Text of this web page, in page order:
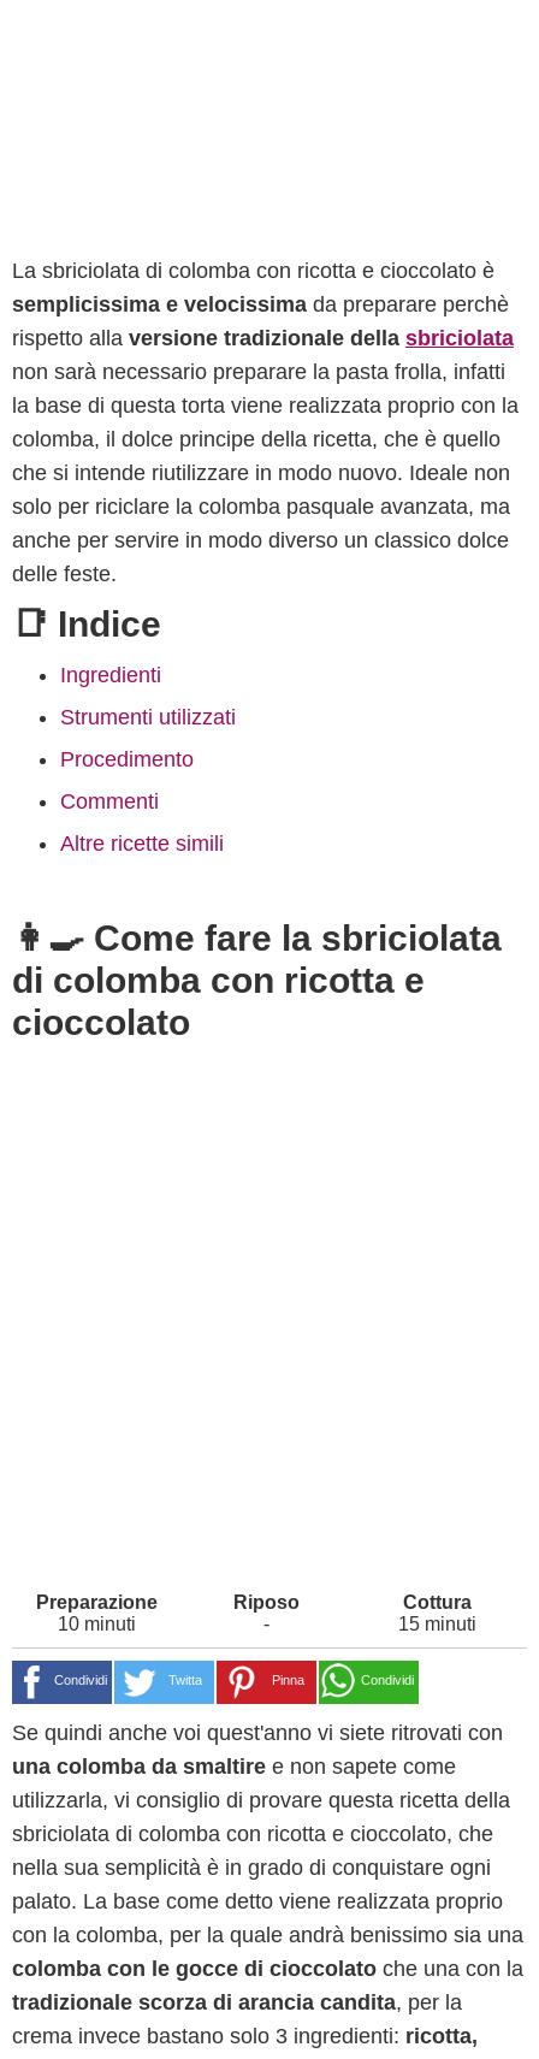
La sbriciolata di colomba con ricotta e cioccolato è
semplicissima e velocissima da preparare perchè
rispetto alla versione tradizionale della sbriciolata
non sarà necessario preparare la pasta frolla, infatti
la base di questa torta viene realizzata proprio con la
colomba, il dolce principe della ricetta, che è quello
che si intende riutilizzare in modo nuovo. Ideale non
solo per riciclare la colomba pasquale avanzata, ma
anche per servire in modo diverso un classico dolce
delle feste.
📑 Indice
Ingredienti
Strumenti utilizzati
Procedimento
Commenti
Altre ricette simili
👩‍🍳 Come fare la sbriciolata
di colomba con ricotta e
cioccolato
10 minuti - 15 minuti
Condividi Twitta Pinna Condividi
Se quindi anche voi quest'anno vi siete ritrovati con
una colomba da smaltire e non sapete come
utilizzarla, vi consiglio di provare questa ricetta della
sbriciolata di colomba con ricotta e cioccolato, che
nella sua semplicità è in grado di conquistare ogni
palato. La base come detto viene realizzata proprio
con la colomba, per la quale andrà benissimo sia una
colomba con le gocce di cioccolato che una con la
tradizionale scorza di arancia candita, per la
crema invece bastano solo 3 ingredienti: ricotta,